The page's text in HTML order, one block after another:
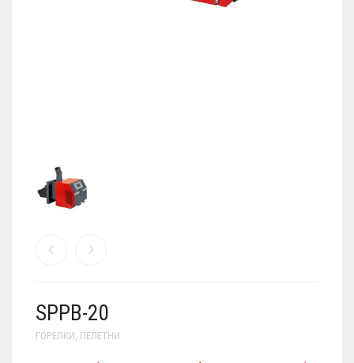
SPPB-20
ГОРЕЛКИ, ПЕЛЕТНИ